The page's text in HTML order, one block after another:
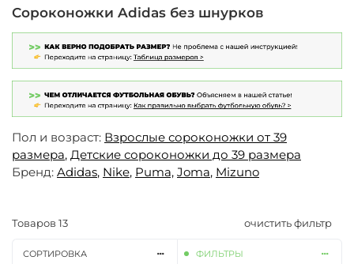
Сороконожки Adidas без шнурков
Пол и возраст: Взрослые сороконожки от 39
размера, Детские сороконожки до 39 размера
Бренд: Adidas, Nike, Puma, Joma, Mizuno
Товаров 13 очистить фильтр
СОРТИРОВКА ФИЛЬТРЫ